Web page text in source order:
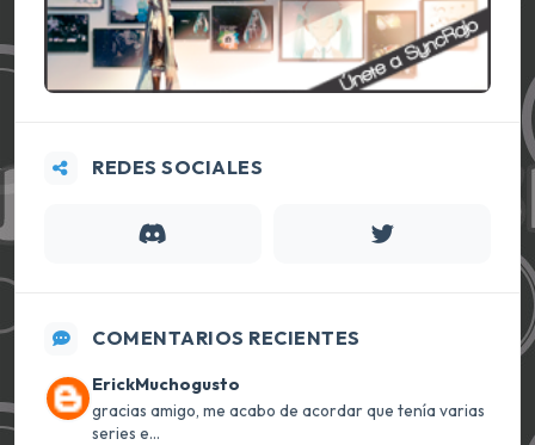
REDES SOCIALES
COMENTARIOS RECIENTES
ErickMuchogusto
gracias amigo, me acabo de acordar que tenía varias
series e...